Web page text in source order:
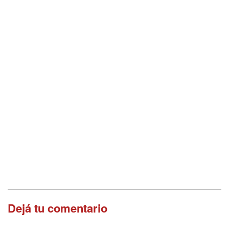
Dejá tu comentario